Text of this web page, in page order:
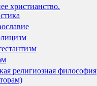
христианство.
религиозная философия